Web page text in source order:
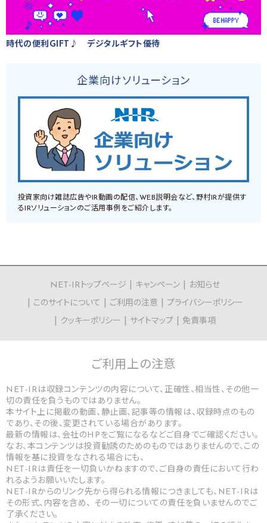
時代の便利GIFT♪ デジタルギフト優待
企業向けソリューション
投資家向け雑誌広告やIR動画の配信、WEB説明会など、野村IRが提供す
るIRソリューションのご活用事例をご紹介します。
NET-IRトップページ キャンペーン
お知らせ
このサイトについて
ご利用の注意
プライバシーポリシー
クッキーポリシー
サイトマップ 免責事項
ご利用上の注意
NET-IRは収録コンテンツの内容について、正確性、相当性、その他一
切の責任を負うものではありません。
本サイト上に掲載の動画、静止画、記事等の情報は、収録時点のもの
であり、その後、変更されている場合があります。
最新の情報は、会社のHPをご覧になるなどご自身でご確認ください。
なお、本コンテンツは投資勧誘のためのものではありませんので、この
情報を基に投資をなされる場合にも、
NET-IRは責任を一切負いかねますので、ご自身の責任において行わ
れるようお願いいたします。
NET-IRからのリンク先から得られる情報につきましても、NET-IRは
その形式、内容を含め、 その一切についての責任を負いませんのでご
了承ください。